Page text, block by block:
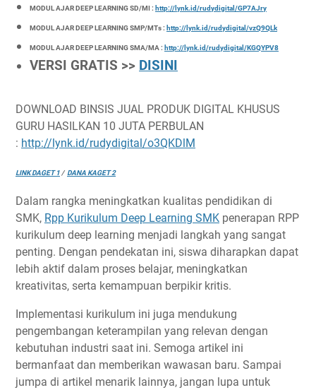
MODUL AJAR DEEP LEARNING SD/MI : http://lynk.id/rudydigital/GP7AJry
MODUL AJAR DEEP LEARNING SMP/MTs : http://lynk.id/rudydigital/vzQ9QLk
MODUL AJAR DEEP LEARNING SMA/MA : http://lynk.id/rudydigital/KGQYPV8
VERSI GRATIS >> DISINI
DOWNLOAD BINSIS JUAL PRODUK DIGITAL KHUSUS
GURU HASILKAN 10 JUTA PERBULAN
: http://lynk.id/rudydigital/o3QKDlM
LINK DAGET 1 / DANA KAGET 2
Dalam rangka meningkatkan kualitas pendidikan di
SMK, Rpp Kurikulum Deep Learning SMK penerapan RPP
kurikulum deep learning menjadi langkah yang sangat
penting. Dengan pendekatan ini, siswa diharapkan dapat
lebih aktif dalam proses belajar, meningkatkan
kreativitas, serta kemampuan berpikir kritis.
Implementasi kurikulum ini juga mendukung
pengembangan keterampilan yang relevan dengan
kebutuhan industri saat ini. Semoga artikel ini
bermanfaat dan memberikan wawasan baru. Sampai
jumpa di artikel menarik lainnya, jangan lupa untuk